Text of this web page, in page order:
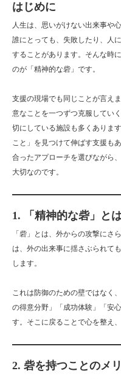
はじめに
人生は、思いがけない出来事や
誰にとっても、失敗したり、人
することがあります。そんな時
のが「精神的な砦」です。
支援の現場でも同じことが言え
意なことを一つずつ克服してい
切にしている施設も多くありま
こと」を見つけて伸ばす支援も
合ったアプローチを選びながら
大切なのです。
1. 「精神的な砦」と
「砦」とは、外からの攻撃にさ
は、外の出来事に揺さぶられて
します。
これは防御のための壁ではなく
の得意分野」「成功体験」「安
す。そこに戻ることで心を整え
2. 砦を持つことのメ